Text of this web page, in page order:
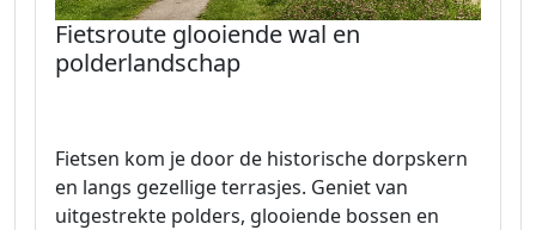
Fietsroute glooiende wal en
polderlandschap
Fietsen kom je door de historische dorpskern
en langs gezellige terrasjes. Geniet van
uitgestrekte polders, glooiende bossen en